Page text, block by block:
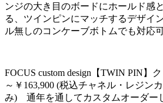
ンジの大き目のボードにホールド感
る、ツインピンにマッチするデザイ
ル無しのコンケーブボトムでも対応
FOCUS custom design【TWIN PIN】
～￥163,900 (税込チャネル・レジン
み) 通年を通してカスタムオーダー